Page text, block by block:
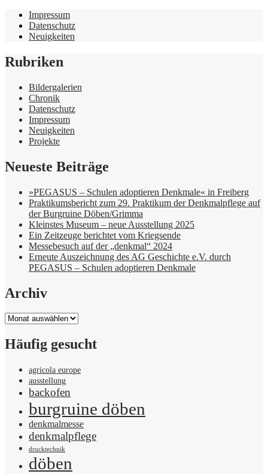
Impressum
Datenschutz
Neuigkeiten
Rubriken
Bildergalerien
Chronik
Datenschutz
Impressum
Neuigkeiten
Projekte
Neueste Beiträge
»PEGASUS – Schulen adoptieren Denkmale« in Freiberg
Praktikumsbericht zum 29. Praktikum der Denkmalpflege auf
der Burgruine Döben/Grimma
Kleinstes Museum – neue Ausstellung 2025
Ein Zeitzeuge berichtet vom Kriegsende
Messebesuch auf der „denkmal“ 2024
Erneute Auszeichnung des AG Geschichte e.V. durch
PEGASUS – Schulen adoptieren Denkmale
Archiv
Archiv
Häufig gesucht
agricola europe
ausstellung
backofen
burgruine döben
denkmalmesse
denkmalpflege
drucktechnik
döben